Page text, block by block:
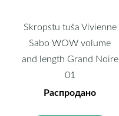
Skropstu tuša Vivienne
Sabo WOW volume
and length Grand Noire
01
Распродано